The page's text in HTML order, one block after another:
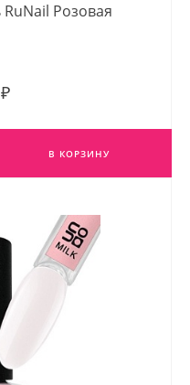
Розовая
В КОРЗИНУ